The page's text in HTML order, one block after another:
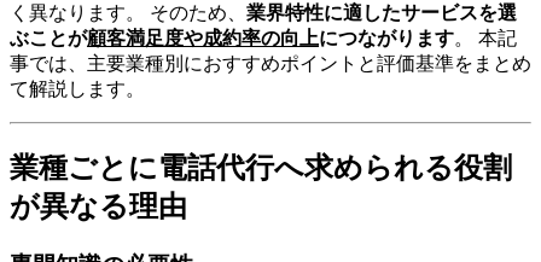
く異なります。 そのため、 業界特性に適したサービスを選
ぶことが顧客満足度や成約率の向上につながります。 本記
事では、主要業種別におすすめポイントと評価基準をまとめ
て解説します。
業種ごとに電話代行へ求められる役割
が異なる理由